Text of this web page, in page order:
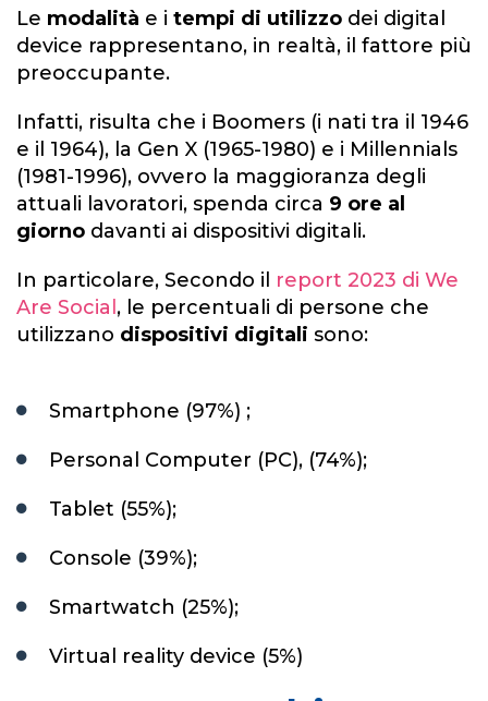
Le modalità e i tempi di utilizzo dei digital
device rappresentano, in realtà, il fattore più
preoccupante.
Infatti, risulta che i Boomers (i nati tra il 1946
e il 1964), la Gen X (1965-1980) e i Millennials
(1981-1996), ovvero la maggioranza degli
attuali lavoratori, spenda circa 9 ore al
giorno davanti ai dispositivi digitali.
In particolare, Secondo il report 2023 di We
Are Socia , le percentuali di persone che
utilizzano dispositivi digitali sono:
Smartphone (97%) ;
Personal Computer (PC), (74%);
Tablet (55%);
Console (39%);
Smartwatch (25%);
Virtual reality device (5%)